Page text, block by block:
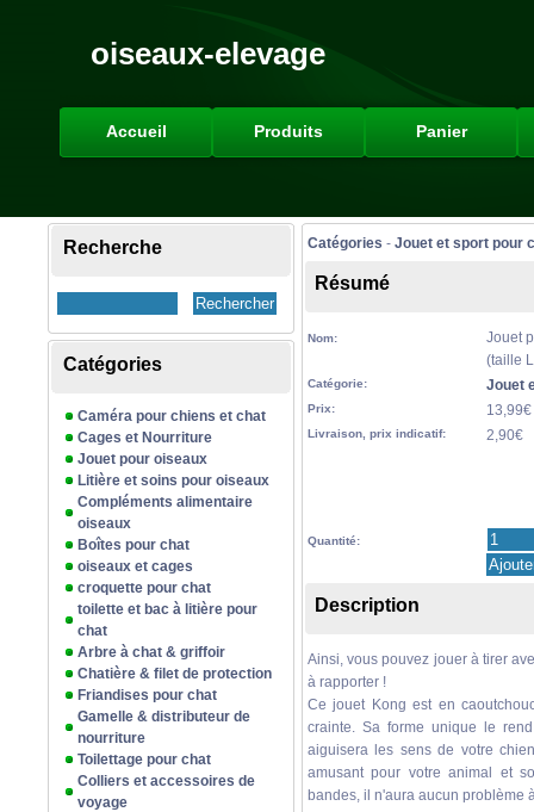
oiseaux-elevage
Accueil Produits Panier
Recherche
Catégories
Caméra pour chiens et chat
Cages et Nourriture
Jouet pour oiseaux
Litière et soins pour oiseaux
Compléments alimentaire
oiseaux
Boîtes pour chat
oiseaux et cages
croquette pour chat
toilette et bac à litière pour
chat
Arbre à chat & griffoir
Chatière & filet de protection
Friandises pour chat
Gamelle & distributeur de
nourriture
Toilettage pour chat
Colliers et accessoires de
voyage
Catégories - Jouet et sport pour
Résumé
Nom:
Jouet
(taille
Catégorie: Jouet
Prix: 13,99€
Livraison, prix indicatif: 2,90€
Quantité:
Description
Ainsi, vous pouvez jouer à tirer
à rapporter !
Ce jouet Kong est en
crainte. Sa forme unique le
aiguisera les sens de votre
amusant pour votre animal et
bandes, il n'aura aucun problème